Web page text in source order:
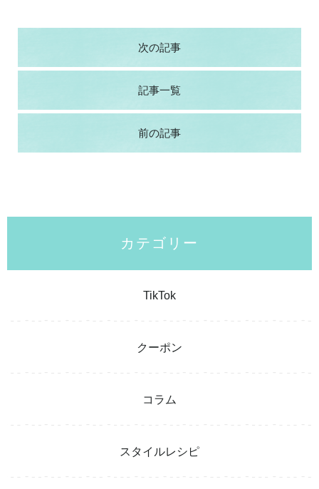
次の記事
記事一覧
前の記事
カテゴリー
TikTok
クーポン
コラム
スタイルレシピ